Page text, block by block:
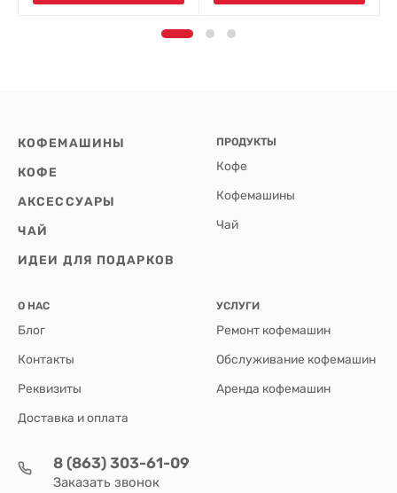
КОФЕМАШИНЫ
КОФЕ
АКСЕССУАРЫ
ЧАЙ
ИДЕИ ДЛЯ ПОДАРКОВ
ПРОДУКТЫ
Кофе
Кофемашины
Чай
О НАС
Блог
Контакты
Реквизиты
Доставка и оплата
УСЛУГИ
Ремонт кофемашин
Обслуживание кофемашин
Аренда кофемашин
8 (863) 303-61-09
Заказать звонок